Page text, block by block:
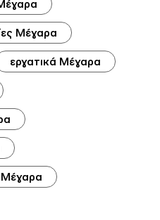
Μέγαρα
εργατικά Μέγαρα
Μέγαρα